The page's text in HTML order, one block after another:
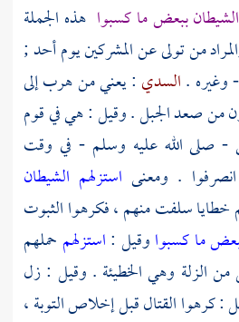
الشيطان ببعض ما كسبوا هذه الجملة
من تولى عن المشركين يومأحد;
وغيره .السدي : يعني من هرب إلى
من صعد الجبل . وقيل : هي في قوم
- صلى الله عليه وسلم - في وقت
. ومعنى استزلهم الشيطان
سلفت منهم ، فكرهوا الثبوت
ما كسبواوقيل :استزلهم حملهم
الزلة وهي الخطيئة . وقيل : زل
كرهوا القتال قبل إخلاص التوبة ،